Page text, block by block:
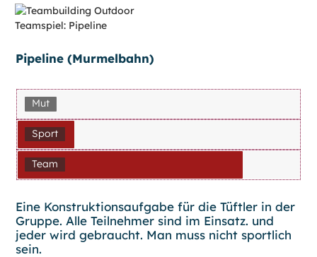
Pipeline (Murmelbahn)
Mut
Sport
Team
Eine Konstruktionsaufgabe für die Tüftler in der
Gruppe. Alle Teilnehmer sind im Einsatz. und
jeder wird gebraucht. Man muss nicht sportlich
sein.